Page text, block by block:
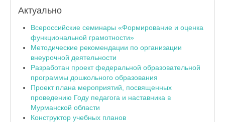
Актуально
Всероссийские семинары «Формирование и оценка
функциональной грамотности»
Методические рекомендации по организации
внеурочной деятельности
Разработан проект федеральной образовательной
программы дошкольного образования
Проект плана мероприятий, посвященных
проведению Году педагога и наставника в
Мурманской области
Конструктор учебных планов